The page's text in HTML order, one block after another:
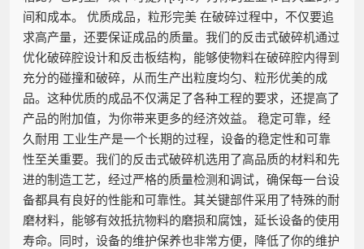
间和成本。 优质成品，粒形完美 在破碎过程中，不仅要追
求高产量，还要保证成品的质量。我们的反击式破碎机通过
优化破碎腔设计和反击板结构，能够使物料在破碎腔内得到
充分的碰撞和破碎，从而生产出粒度均匀、粒形优美的成
品。这种优质的成品不仅满足了各种工程的要求，还提高了
产品的附加值，为你带来更多的经济效益。 稳定可靠，经
久耐用 工业生产是一个长期的过程，设备的稳定性和可靠
性至关重要。我们的反击式破碎机选用了高品质的材料和先
进的制造工艺，经过严格的质量检测和调试，确保每一台设
备都具有良好的性能和可靠性。其关键部件采用了特殊的耐
磨材料，能够有效抵抗物料的磨损和腐蚀，延长设备的使用
寿命。同时，设备的维护保养也非常方便，降低了你的维护